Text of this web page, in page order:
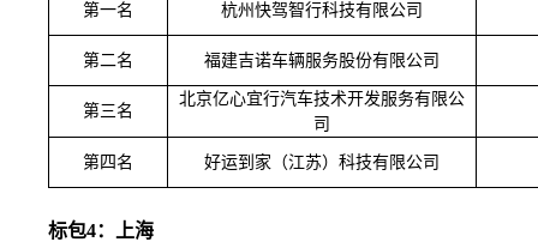
第一名 杭州快驾智行科技有限公司
第二名 福建吉诺车辆服务股份有限公司
第三名
北京亿心宜行汽车技术开发服务有限公
司
第四名 好运到家（江苏）科技有限公司
标包4：上海